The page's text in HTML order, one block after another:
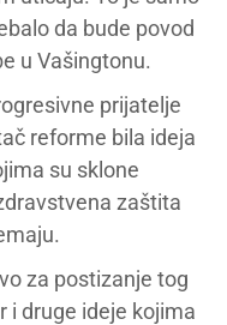
da bude povod
u Vašingtonu.
prijatelje
reforme bila ideja
su sklone
zaštita
za postizanje tog
i druge ideje kojima